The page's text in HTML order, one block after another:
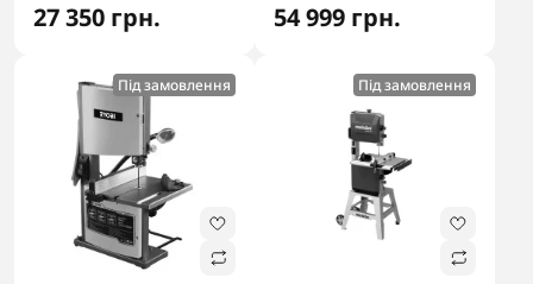
27 350 грн. 54 999 грн.
Під замовлення Під замовлення